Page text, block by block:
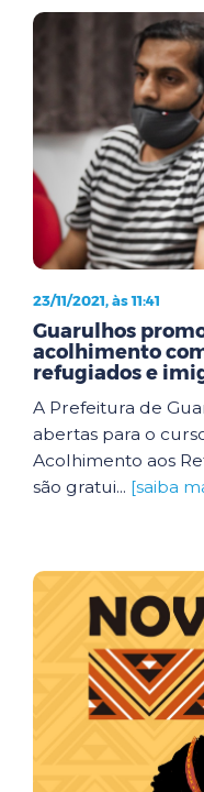
23/11/2021, às 11:41
Guarulhos
acolhimento
refugiados e
A Prefeitura de
abertas para o
Acolhimento aos
são gratui... [saiba